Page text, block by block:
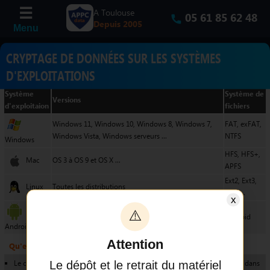
A Toulouse
Depuis 2005
05 61 85 62 48
CRYPTAGE DE DONNÉES SUR LES SYSTÈMES
D'EXPLOITATIONS
Système
d'exploitaion
Versions
Système de
fichiers
Windows
Windows 11, Windows 10, Windows 8, Windows 7,
Windows Vista, Windows serveurs ...
FAT, exFAT,
NTFS
Mac OS 3 à OS 9 et OS X ...
HFS, HFS+,
APFS
Linux
Toutes les distributions
Ext2, Ext3,
Ext4 ...
Android
Android
Qu'est-ce que le cryptage des données ?
Le cryptage des données par des virus représente une menace croissante dans
x
⚠️
Attention
Le dépôt et le retrait du matériel